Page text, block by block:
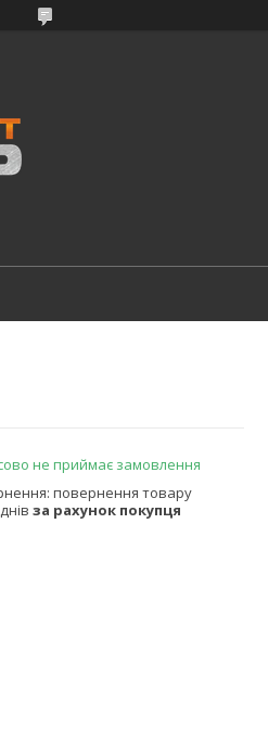
не приймає замовлення
повернення товару
за рахунок покупця